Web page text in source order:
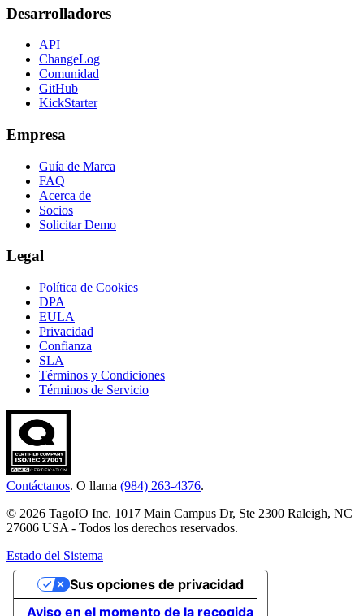
Desarrolladores
API
ChangeLog
Comunidad
GitHub
KickStarter
Empresa
Guía de Marca
FAQ
Acerca de
Socios
Solicitar Demo
Legal
Política de Cookies
DPA
EULA
Privacidad
Confianza
SLA
Términos y Condiciones
Términos de Servicio
Contáctanos. O llama (984) 263-4376.
© 2026 TagoIO Inc. 1017 Main Campus Dr, Ste 2300 Raleigh, NC
27606 USA - Todos los derechos reservados.
Estado del Sistema
Aviso en el momento de la recogida
Sus opciones de privacidad